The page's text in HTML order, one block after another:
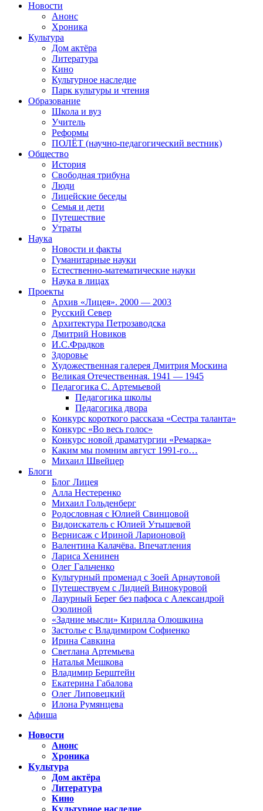
Новости
Анонс
Хроника
Культура
Дом актёра
Литература
Кино
Культурное наследие
Парк культуры и чтения
Образование
Школа и вуз
Учитель
Реформы
ПОЛЁТ (научно-педагогический вестник)
Общество
История
Свободная трибуна
Люди
Лицейские беседы
Семья и дети
Путешествие
Утраты
Наука
Новости и факты
Гуманитарные науки
Естественно-математические науки
Наука в лицах
Проекты
Архив «Лицея». 2000 — 2003
Русский Север
Архитектура Петрозаводска
Дмитрий Новиков
И.С.Фрадков
Здоровье
Художественная галерея Дмитрия Москина
Великая Отечественная. 1941 — 1945
Педагогика С. Артемьевой
Педагогика школы
Педагогика двора
Конкурс короткого рассказа «Сестра таланта»
Конкурс «Во весь голос»
Конкурс новой драматургии «Ремарка»
Каким мы помним август 1991-го…
Михаил Швейцер
Блоги
Блог Лицея
Алла Нестеренко
Михаил Гольденберг
Родословная с Юлией Свинцовой
Видоискатель с Юлией Утышевой
Вернисаж с Ириной Ларионовой
Валентина Калачёва. Впечатления
Лариса Хенинен
Олег Гальченко
Культурный променад с Зоей Арнаутовой
Путешествуем с Лидией Винокуровой
Лазурный Берег без пафоса с Александрой
Озолиной
«Задние мысли» Кирилла Олюшкина
Застолье с Владимиром Софиенко
Ирина Савкина
Светлана Артемьева
Наталья Мешкова
Владимир Берштейн
Екатерина Габалова
Олег Липовецкий
Илона Румянцева
Афиша
Новости
Анонс
Хроника
Культура
Дом актёра
Литература
Кино